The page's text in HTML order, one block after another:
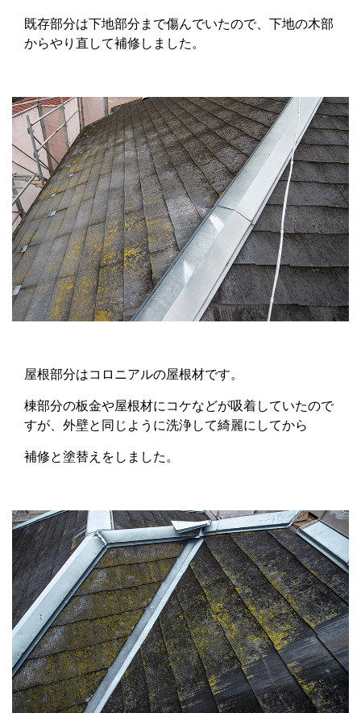
既存部分は下地部分まで傷んでいたので、下地の木部
からやり直して補修しました。
屋根部分はコロニアルの屋根材です。
棟部分の板金や屋根材にコケなどが吸着していたので
すが、外壁と同じように洗浄して綺麗にしてから
補修と塗替えをしました。